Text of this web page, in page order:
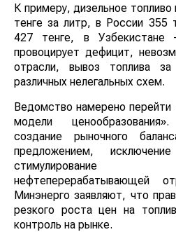
К примеру, дизельное
тенге за литр, в России 355
427 тенге, в Узбекистане
провоцирует дефицит,
отрасли, вывоз топлива за
различных нелегальных схем.
Ведомство намерено перейти
модели
создание рыночного
предложением,
стимулирование
нефтеперерабатывающей
Минэнерго заявляют, что
резкого роста цен на
контроль на рынке.